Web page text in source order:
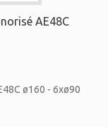
AE48C
ø160 - 6xø90